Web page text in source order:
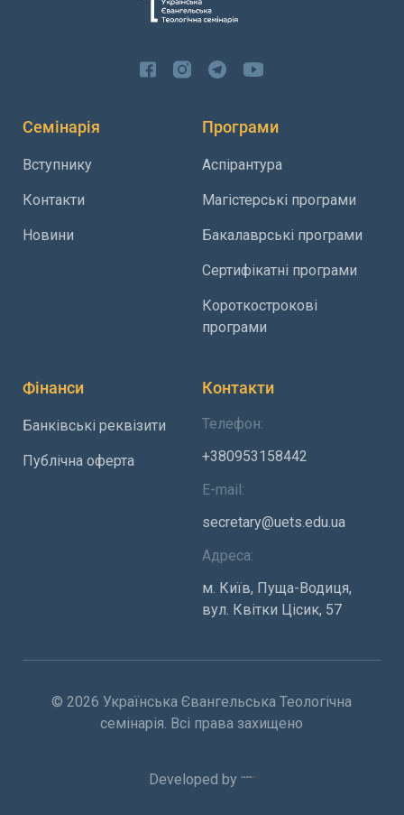
Семінарія
Вступнику
Контакти
Новини
Програми
Аспірантура
Магістерські програми
Бакалаврські програми
Сертифікатні програми
Короткострокові
програми
Фінанси
Банківські реквізити
Публічна оферта
Контакти
Телефон:
+380953158442
E-mail:
secretary@uets.edu.ua
Адреса:
м. Київ, Пуща-Водиця,
вул. Квітки Цісик, 57
© 2026 Українська Євангельська Теологічна
семінарія. Всі права захищено
Developed by